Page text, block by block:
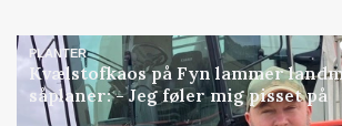
PLANTER
Kvælstofkaos på Fyn lammer
såplaner: - Jeg føler mig pisset på